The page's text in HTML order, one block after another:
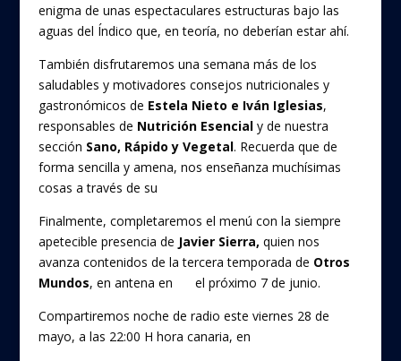
enigma de unas espectaculares estructuras bajo las
aguas del Índico que, en teoría, no deberían estar ahí.
También disfrutaremos una semana más de los
saludables y motivadores consejos nutricionales y
gastronómicos de Estela Nieto e Iván Iglesias,
responsables de Nutrición Esencialy de nuestra
sección Sano, Rápido y Vegetal. Recuerda que de
forma sencilla y amena, nos enseñanza muchísimas
cosas a través de su
Finalmente, completaremos el menú con la siempre
apetecible presencia de Javier Sierra, quien nos
avanza contenidos de la tercera temporada de Otros
Mundos, en antena en
el próximo 7 de junio.
Compartiremos noche de radio este viernes 28 de
mayo, a las 22:00 H hora canaria, en